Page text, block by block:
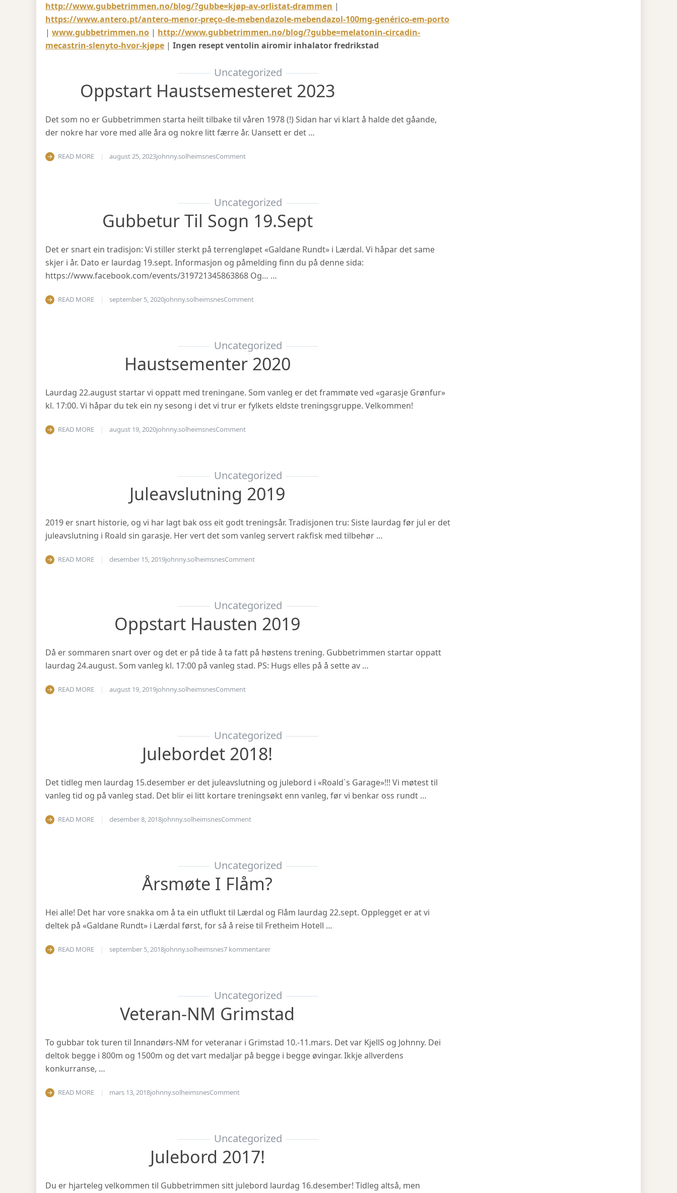
http://www.gubbetrimmen.no/blog/?gubbe=kjøp-av-orlistat-drammen |
https://www.antero.pt/antero-menor-preço-de-mebendazole-mebendazol-100mg-genérico-em-porto
| www.gubbetrimmen.no | http://www.gubbetrimmen.no/blog/?gubbe=melatonin-circadin-
mecastrin-slenyto-hvor-kjøpe | Ingen resept ventolin airomir inhalator fredrikstad
Uncategorized
Oppstart Haustsemesteret 2023
Det som no er Gubbetrimmen starta heilt tilbake til våren 1978 (!) Sidan har vi klart å halde det gåande,
der nokre har vore med alle åra og nokre litt færre år. Uansett er det …
READ MORE august 25, 2023johnny.solheimsnesCommenton Oppstart haustsemesteret 2023
Uncategorized
Gubbetur Til Sogn 19.sept
Det er snart ein tradisjon: Vi stiller sterkt på terrengløpet «Galdane Rundt» i Lærdal. Vi håpar det same
skjer i år. Dato er laurdag 19.sept. Informasjon og påmelding finn du på denne sida:
https://www.facebook.com/events/319721345863868 Og… …
READ MORE september 5, 2020johnny.solheimsnesCommenton Gubbetur til Sogn 19.sept
Uncategorized
Haustsementer 2020
Laurdag 22.august startar vi oppatt med treningane. Som vanleg er det frammøte ved «garasje Grønfur»
kl. 17:00. Vi håpar du tek ein ny sesong i det vi trur er fylkets eldste treningsgruppe. Velkommen!
READ MORE august 19, 2020johnny.solheimsnesCommenton Haustsementer 2020
Uncategorized
Juleavslutning 2019
2019 er snart historie, og vi har lagt bak oss eit godt treningsår. Tradisjonen tru: Siste laurdag før jul er det
juleavslutning i Roald sin garasje. Her vert det som vanleg servert rakfisk med tilbehør …
READ MORE desember 15, 2019johnny.solheimsnesCommenton Juleavslutning 2019
Uncategorized
Oppstart Hausten 2019
Då er sommaren snart over og det er på tide å ta fatt på høstens trening. Gubbetrimmen startar oppatt
laurdag 24.august. Som vanleg kl. 17:00 på vanleg stad. PS: Hugs elles på å sette av …
READ MORE august 19, 2019johnny.solheimsnesCommenton Oppstart hausten 2019
Uncategorized
Julebordet 2018!
Det tidleg men laurdag 15.desember er det juleavslutning og julebord i «Roald`s Garage»!!! Vi møtest til
vanleg tid og på vanleg stad. Det blir ei litt kortare treningsøkt enn vanleg, før vi benkar oss rundt …
READ MORE desember 8, 2018johnny.solheimsnesCommenton Julebordet 2018!
Uncategorized
Årsmøte I Flåm?
Hei alle! Det har vore snakka om å ta ein utflukt til Lærdal og Flåm laurdag 22.sept. Opplegget er at vi
deltek på «Galdane Rundt» i Lærdal først, for så å reise til Fretheim Hotell …
READ MORE september 5, 2018johnny.solheimsnes7 kommentarertil Årsmøte i Flåm?
Uncategorized
Veteran-NM Grimstad
To gubbar tok turen til Innandørs-NM for veteranar i Grimstad 10.-11.mars. Det var KjellS og Johnny. Dei
deltok begge i 800m og 1500m og det vart medaljar på begge i begge øvingar. Ikkje allverdens
konkurranse, …
READ MORE mars 13, 2018johnny.solheimsnesCommenton Veteran-NM Grimstad
Uncategorized
Julebord 2017!
Du er hjarteleg velkommen til Gubbetrimmen sitt julebord laurdag 16.desember! Tidleg altså, men